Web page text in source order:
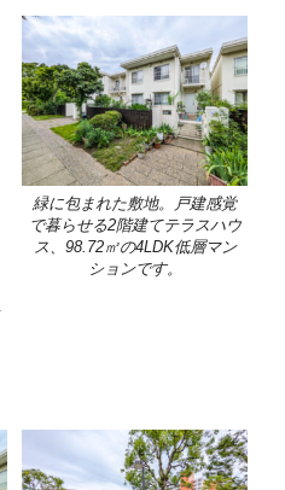
緑に包まれた敷地。戸建感覚
で暮らせる2階建てテラスハウ
ス、98.72㎡の4LDK低層マン
ションです。